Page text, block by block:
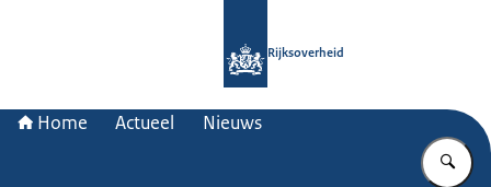
Rijksoverheid
Home Actueel Nieuws